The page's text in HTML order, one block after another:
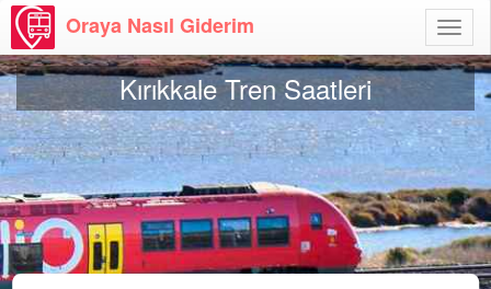
Aç
Oraya Nasıl Giderim
Kırıkkale Tren Saatleri